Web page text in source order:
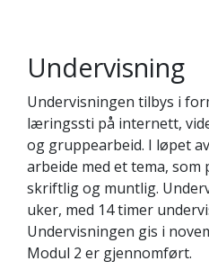
Undervisning
Undervisningen tilbys i
læringssti på internett,
og gruppearbeid. I løpet
arbeide med et tema, som
skriftlig og muntlig.
uker, med 14 timer
Undervisningen gis i
Modul 2 er gjennomført.